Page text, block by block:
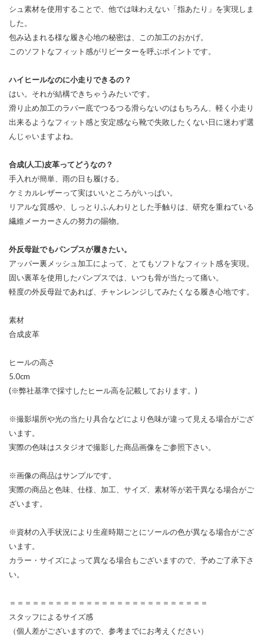
シュ素材を使用することで、他では味わえない「指あたり」を実現しま
した。
包み込まれる様な履き心地の秘密は、この加工のおかげ。
このソフトなフィット感がリピーターを呼ぶポイントです。
ハイヒールなのに小走りできるの？
はい。それが結構できちゃうみたいです。
滑り止め加工のラバー底でつるつる滑らないのはもちろん、軽く小走り
出来るようなフィット感と安定感なら靴で失敗したくない日に迷わず選
んじゃいますよね。
合成(人工)皮革ってどうなの？
手入れが簡単、雨の日も履ける。
ケミカルレザーって実はいいところがいっぱい。
リアルな質感や、しっとりふんわりとした手触りは、研究を重ねている
繊維メーカーさんの努力の賜物。
外反母趾でもパンプスが履きたい。
アッパー裏メッシュ加工によって、とてもソフトなフィット感を実現。
固い裏革を使用したパンプスでは、いつも骨が当たって痛い。
軽度の外反母趾であれば、チャンレンジしてみたくなる履き心地です。
素材
合成皮革
ヒールの高さ
5.0cm
(※弊社基準で採寸したヒール高を記載しております。)
※撮影場所や光の当たり具合などにより色味が違って見える場合がござ
います。
実際の色味はスタジオで撮影した商品画像をご参照下さい。
※画像の商品はサンプルです。
実際の商品と色味、仕様、加工、サイズ、素材等が若干異なる場合がご
ざいます。
※資材の入手状況により生産時期ごとにソールの色が異なる場合がござ
います。
カラー・サイズによって異なる場合もございますので、予めご了承下さ
い。
＝＝＝＝＝＝＝＝＝＝＝＝＝＝＝＝＝＝＝＝＝＝＝＝＝＝
スタッフによるサイズ感
（個人差がございますので、参考までにお考えください）